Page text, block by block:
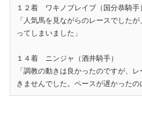
１２着 ワキノブレイブ（国分恭騎手）
「人気馬を見ながらのレースでした
ってしまいました」
１４着 ニンジャ（酒井騎手）
「調教の動きは良かったのですが、
きませんでした。ペースが遅かったの